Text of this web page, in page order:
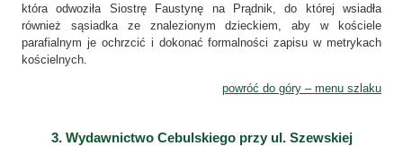
która odwoziła Siostrę Faustynę na Prądnik, do której wsiadła
również sąsiadka ze znalezionym dzieckiem, aby w kościele
parafialnym je ochrzcić i dokonać formalności zapisu w metrykach
kościelnych.
powróć do góry – menu szlaku
3. Wydawnictwo Cebulskiego przy ul. Szewskiej